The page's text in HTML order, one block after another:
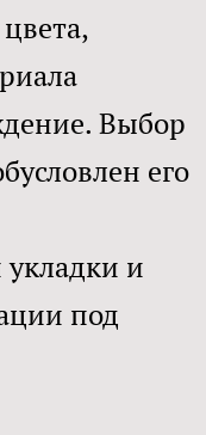
Выбор
его
и
под